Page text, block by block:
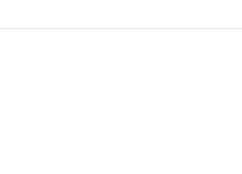
التربوية الذكية: نحو مستقبل تعليمي مستدام”